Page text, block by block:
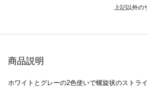
上記以外の
商品説明
ホワイトとグレーの2色使いで螺旋状のストラ